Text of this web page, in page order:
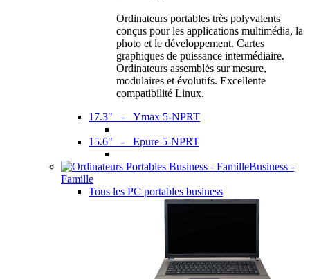
Ordinateurs portables très polyvalents
conçus pour les applications multimédia, la
photo et le développement. Cartes
graphiques de puissance intermédiaire.
Ordinateurs assemblés sur mesure,
modulaires et évolutifs. Excellente
compatibilité Linux.
17.3" - Ymax 5-NPRT
15.6" - Epure 5-NPRT
Business -
Famille
Tous les PC portables business